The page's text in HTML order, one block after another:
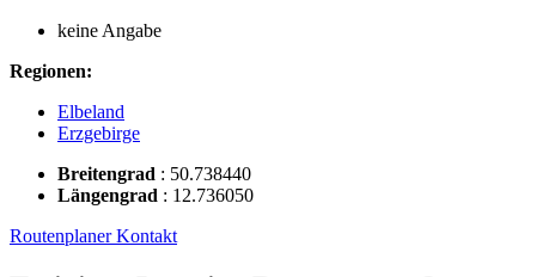
keine Angabe
Regionen:
Elbeland
Erzgebirge
Breitengrad : 50.738440
Längengrad : 12.736050
RoutenplanerKontakt